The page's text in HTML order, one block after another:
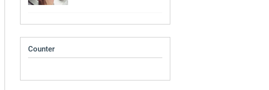
Counter